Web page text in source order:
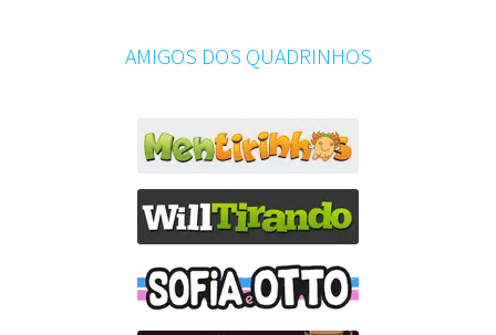
AMIGOS DOS QUADRINHOS